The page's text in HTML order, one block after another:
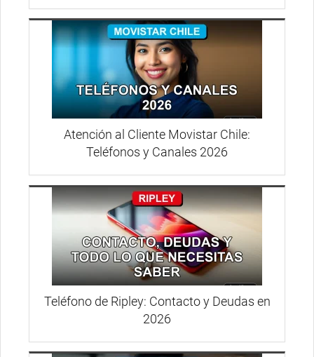
Atención al Cliente Movistar Chile:
Teléfonos y Canales 2026
Teléfono de Ripley: Contacto y Deudas en
2026